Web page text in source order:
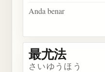
Anda benar
最尤法
さいゆうほう